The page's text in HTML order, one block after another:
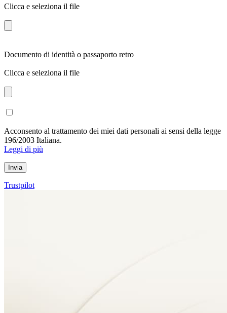
Clicca e seleziona il file
Documento di identità o passaporto retro
Clicca e seleziona il file
Acconsento al trattamento dei miei dati personali ai sensi della legge
196/2003 Italiana.
Leggi di più
Trustpilot